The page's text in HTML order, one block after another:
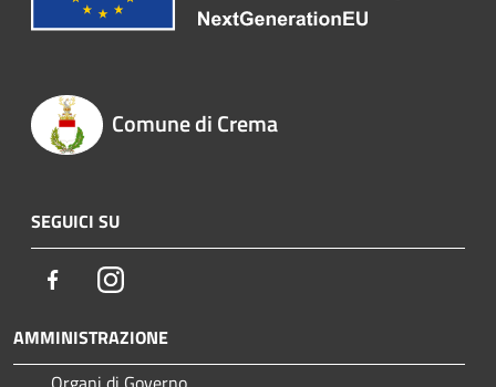
Comune di Crema
SEGUICI SU
FacebookInstagram
AMMINISTRAZIONE